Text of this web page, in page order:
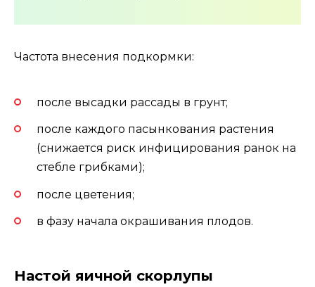
Частота внесения подкормки:
после высадки рассады в грунт;
после каждого пасынкования растения
(снижается риск инфицирования ранок на
стебле грибками);
после цветения;
в фазу начала окрашивания плодов.
Настой яичной скорлупы